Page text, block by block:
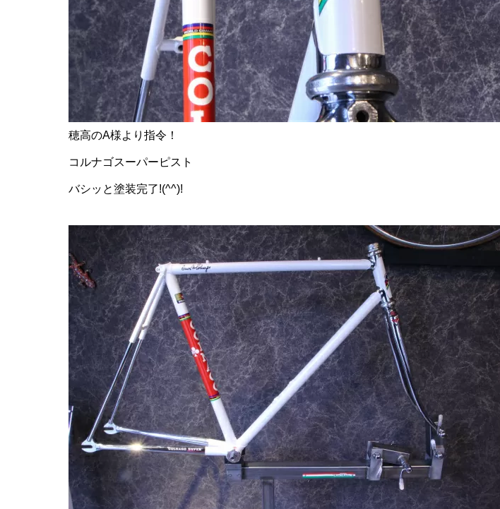
穂高のA様より指令！
コルナゴスーパーピスト
バシッと塗装完了!(^^)!